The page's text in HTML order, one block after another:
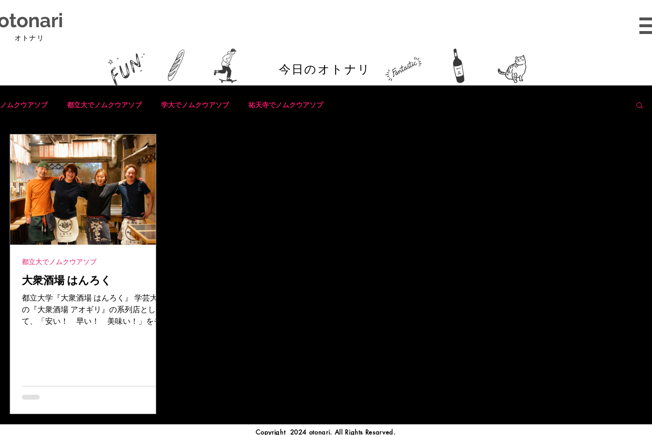
オトナリ
今日のオトナリ
ノムクウアソブ 都立大でノムクウアソブ 学大でノムクウアソブ 祐天寺でノムクウアソブ
大衆酒場 はんろく
都立大学『大衆酒場 はんろく』 学芸大学
の『大衆酒場 アオギリ』の系列店とし
て、「安い！ 早い！ 美味い！」をモ
都立大でノムクウアソブ
Copyright 2024 otonari. All Rights Resarved.